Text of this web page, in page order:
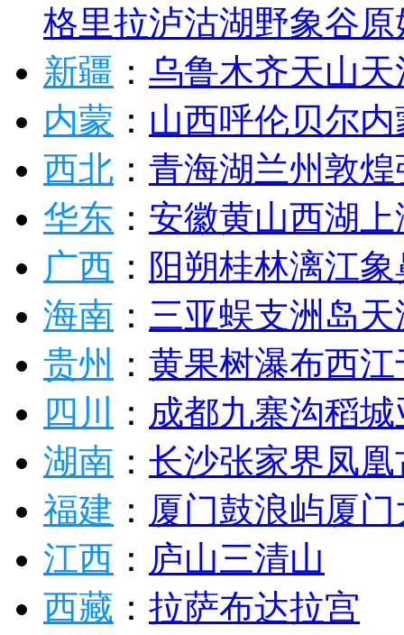
格里拉泸沽湖野象谷
新疆 ： 乌鲁木齐天山天
内蒙 ： 山西呼伦贝尔
西北 ： 青海湖兰州敦煌
华东 ： 安徽黄山西湖
广西 ： 阳朔桂林漓江象
海南 ： 三亚蜈支洲岛
贵州 ： 黄果树瀑布西江
四川
： 成都九寨沟稻城
湖南 ： 长沙张家界凤
福建 ： 厦门鼓浪屿厦
江西 ： 庐山三清山
西藏 ： 拉萨布达拉宫